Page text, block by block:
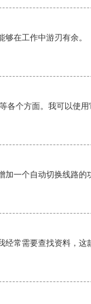
在工作中游刃有余。
个方面。我可以使用
一个自动切换线路的
常需要查找资料，这